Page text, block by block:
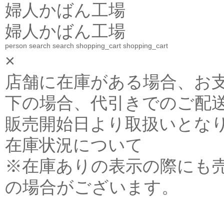
婦人かばん工場
婦人かばん工場
person search search shopping_cart shopping_cart
×
店舗に在庫がある場合、お
下の場合、代引きでのご配
販売開始日より取扱いとな
在庫状況について
※在庫ありの表示の際にも
の場合がございます。